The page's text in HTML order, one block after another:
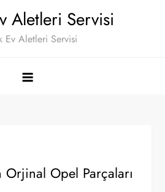
Aletleri Servisi
Ev Aletleri Servisi
Opel Parçaları